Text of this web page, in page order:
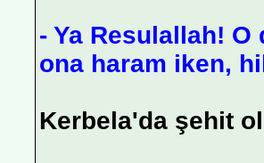
- Ya Resulallah!
ona haram iken,
Kerbela'da şehit